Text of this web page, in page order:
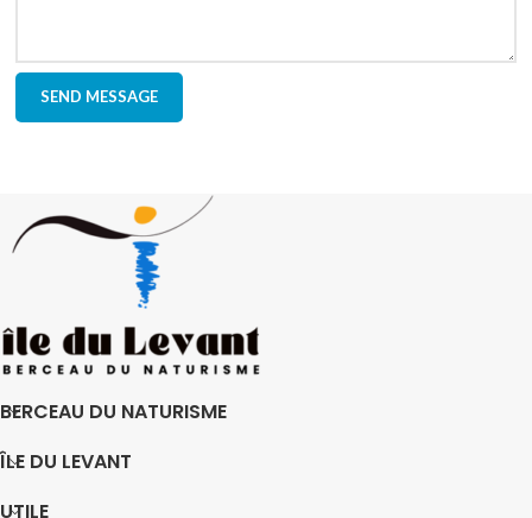
BERCEAU DU NATURISME
ÎLE DU LEVANT
UTILE